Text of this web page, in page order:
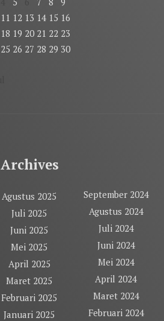
11 12 13 14 15 16
18 19 20 21 22 23
25 26 27 28 29 30
Archives
Agustus 2025
Juli 2025
Juni 2025
Mei 2025
April 2025
Maret 2025
Februari 2025
Januari 2025
September 2024
Agustus 2024
Juli 2024
Juni 2024
Mei 2024
April 2024
Maret 2024
Februari 2024